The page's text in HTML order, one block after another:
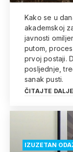
Kako se u
akademskoj
javnosti
putom,
prvoj postaji.
posljednje,
sanak pusti.
ČITAJTE DALJE
IZUZETAN